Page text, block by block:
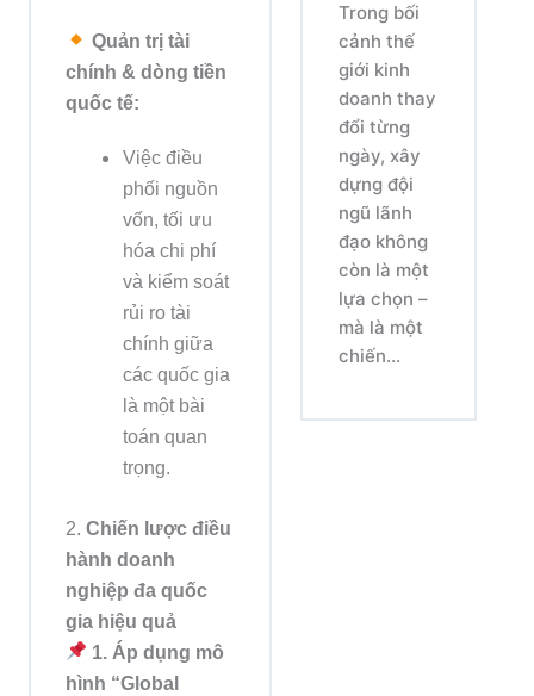
Trong bối
cảnh thế
giới kinh
doanh thay
đổi từng
ngày, xây
dựng đội
ngũ lãnh
đạo không
còn là một
lựa chọn –
mà là một
chiến...
Quản trị tài
chính & dòng tiền
quốc tế:
Việc điều
phối nguồn
vốn, tối ưu
hóa chi phí
và kiểm soát
rủi ro tài
chính giữa
các quốc gia
là một bài
toán quan
trọng.
2.Chiến lược điều
hành doanh
nghiệp đa quốc
gia hiệu quả
1. Áp dụng mô
hình “Global